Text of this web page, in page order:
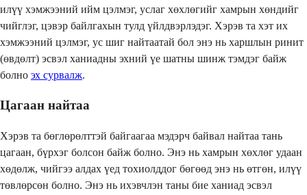
илүү хэмжээний ийм цэлмэг, услаг хөхлөгийг хамрын хөндийг
чийглэг, цэвэр байлгахын тулд үйлдвэрлэдэг. Хэрэв та хэт их
хэмжээний цэлмэг, ус шиг найтаатай бол энэ нь харшлын ринит
(өвдөлт) эсвэл ханиадны эхний үе шатны шинж тэмдэг байж
болно эх сурвалж.
Цагаан найтаа
Хэрэв та бөглөрөлттэй байгаагаа мэдэрч байвал найтаа тань
цагаан, бүрхэг болсон байж болно. Энэ нь хамрын хөхлөг удаан
хөдөлж, чийгээ алдах үед тохиолддог бөгөөд энэ нь өтгөн, илүү
төвлөрсөн болно. Энэ нь ихэвчлэн таны бие ханиад эсвэл